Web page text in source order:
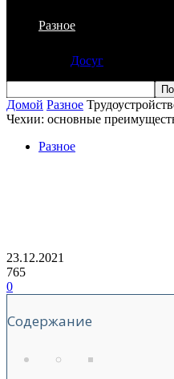
Разное
Досуг
Домой Разное
Чехии: основные
Разное
23.12.2021
765
0
Содержание